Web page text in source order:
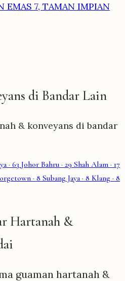
EMAS 7, TAMAN IMPIAN
di Bandar Lain
& konveyans di bandar
· 63 Johor Bahru · 29 Shah Alam · 17
· 8 Subang Jaya· 8 Klang · 8
Hartanah &
guaman hartanah &